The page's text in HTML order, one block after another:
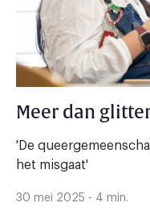
Meer dan
'De
het misgaat'
30 mei 2025 - 4 min.